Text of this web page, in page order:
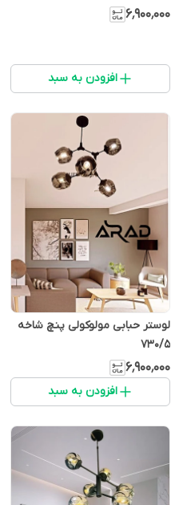
۶٬۹۰۰٬۰۰۰
افزودن به سبد
لوستر حبابی مولوکولی پنچ شاخه
730/5
۶٬۹۰۰٬۰۰۰
افزودن به سبد